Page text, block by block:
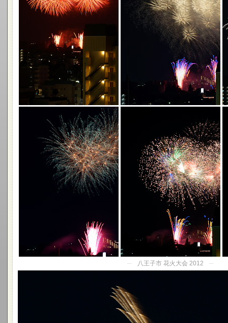
─ 八王子市 花火大会 2012 ─